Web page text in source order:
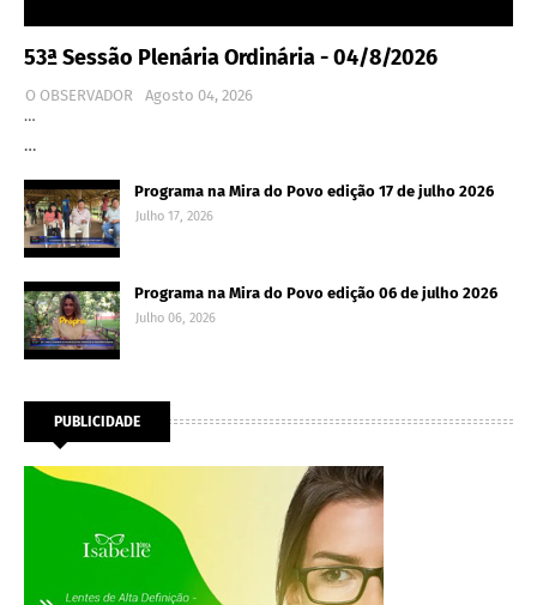
53ª Sessão Plenária Ordinária - 04/8/2026
O OBSERVADOR
Agosto 04, 2026
…
…
Programa na Mira do Povo edição 17 de julho 2026
Julho 17, 2026
Programa na Mira do Povo edição 06 de julho 2026
Julho 06, 2026
PUBLICIDADE